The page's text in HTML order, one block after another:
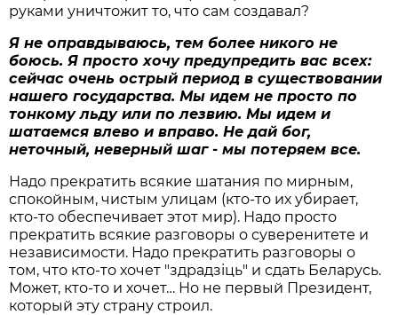
руками уничтожит то, что сам создавал?
Я не оправдываюсь, тем более никого не
боюсь. Я просто хочу предупредить вас всех:
сейчас очень острый период в существовании
нашего государства. Мы идем не просто по
тонкому льду или по лезвию. Мы идем и
шатаемся влево и вправо. Не дай бог,
неточный, неверный шаг - мы потеряем все.
Надо прекратить всякие шатания по мирным,
спокойным, чистым улицам (кто-то их убирает,
кто-то обеспечивает этот мир). Надо просто
прекратить всякие разговоры о суверенитете и
независимости. Надо прекратить разговоры о
том, что кто-то хочет "здрадзiць" и сдать Беларусь.
Может, кто-то и хочет… Но не первый Президент,
который эту страну строил.